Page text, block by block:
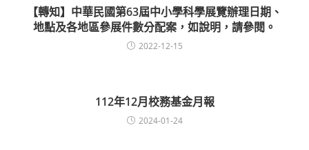
【轉知】中華民國第63屆中小學科學展覽辦理日期、
地點及各地區參展件數分配案，如說明，請參閱。
2022-12-15
112年12月校務基金月報
2024-01-24